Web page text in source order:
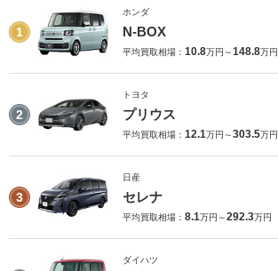
1
ホンダ
N-BOX
平均買取相場： 10.8万円～148.8万円
2
トヨタ
プリウス
平均買取相場： 12.1万円～303.5万円
3
日産
セレナ
平均買取相場： 8.1万円～292.3万円
ダイハツ